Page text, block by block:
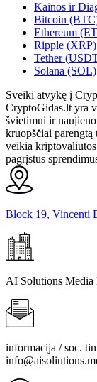
Kainos ir
Bitcoin
Ethereum
Ripple (XRP)
Tether
Solana (SOL)
Sveiki atvykę į
CryptoGidas.lt yra
švietimui ir
kruopščiai
veikia
pagrįstus
Block 19, Vincenti
AI Solutions Media
informacija / soc.